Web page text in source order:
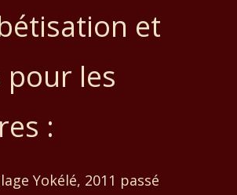
et
pour les
:
Yokélé, 2011 passé